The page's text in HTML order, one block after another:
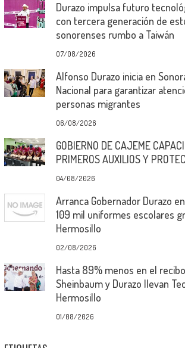
Durazo impulsa futuro
con tercera generación de
sonorenses rumbo a Taiwán
07/08/2026
Alfonso Durazo inicia en
Nacional para garantizar
personas migrantes
06/08/2026
GOBIERNO DE CAJEME
PRIMEROS AUXILIOS Y
04/08/2026
Arranca Gobernador Durazo
109 mil uniformes escolares
Hermosillo
02/08/2026
Hasta 89% menos en el
Sheinbaum y Durazo llevan
Hermosillo
01/08/2026